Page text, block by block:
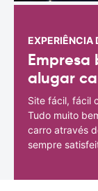
EXPERIÊNCIA
alugar
Site fácil, fácil
Tudo muito
carro através
sempre